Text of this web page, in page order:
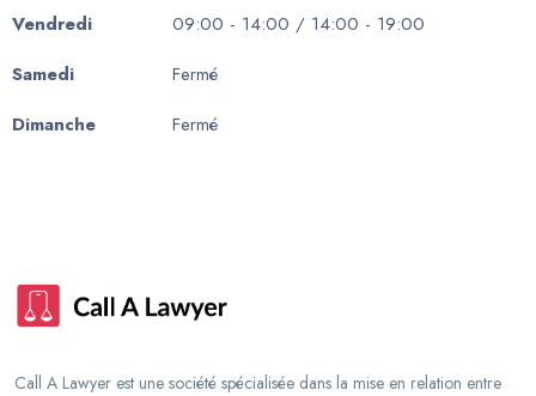
Vendredi
09:00 - 14:00 / 14:00 - 19:00
Samedi
Fermé
Dimanche
Fermé
Call A Lawyer est une société spécialisée dans la mise en relation entre